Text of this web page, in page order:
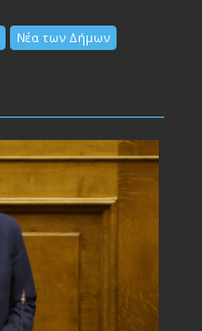
Νέα των Δήμων